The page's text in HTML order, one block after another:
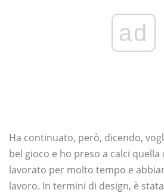
ad
Ha continuato, però, dicendo,
bel gioco e ho preso a calci quella
lavorato per molto tempo e
lavoro. In termini di design, è